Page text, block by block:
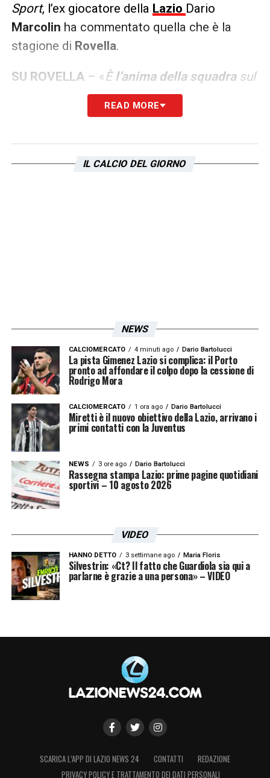
Sport, l’ex giocatore della Lazio Dario
Marcolin ha commentato quella che è la
stagione di Rovella.
SU ROVELLA– «Èl’anima della squadra sul
piano dell’interpretazione del gioco. Sa
come garantire equilibrio difensivo e
riferimento per la squadra anche anche per
READ MORE
IL CALCIO DEL GIORNO
NEWS
CALCIOMERCATO 4 minuti ago Dario Bartolucci
La pista Gimenez Lazio si complica: il Porto
pronto ad affondare il colpo dopo la cessione di
Rodrigo Mora
CALCIOMERCATO 1 ora ago Dario Bartolucci
Miretti è il nuovo obiettivo della Lazio, arrivano i
primi contatti con la Juventus
NEWS 3 ore ago Dario Bartolucci
Rassegna stampa Lazio: prime pagine quotidiani
sportivi – 10 agosto 2026
VIDEO
HANNO DETTO 3 settimane ago Maria Floris
Silvestrin: «Ct? Il fatto che Guardiola sia qui a
parlarne è grazie a una persona» – VIDEO
SCARICA L’APP DI LAZIO NEWS 24 CONTATTI
REDAZIONE
PRIVACY POLICY E TRATTAMENTO DEI DATI PERSONALI